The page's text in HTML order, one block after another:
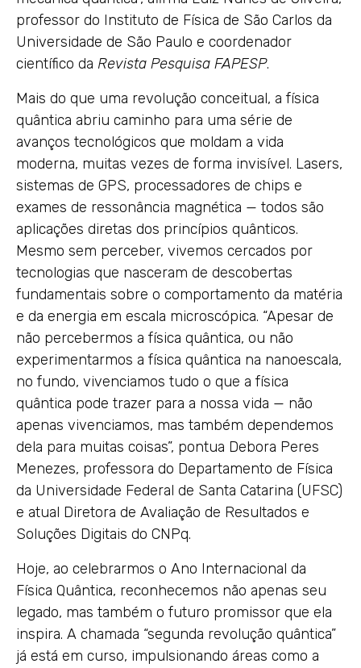
professor do Instituto de Física de São Carlos da
Universidade de São Paulo e coordenador
científico da Revista Pesquisa FAPESP.
Mais do que uma revolução conceitual, a física
quântica abriu caminho para uma série de
avanços tecnológicos que moldam a vida
moderna, muitas vezes de forma invisível. Lasers,
sistemas de GPS, processadores de chips e
exames de ressonância magnética — todos são
aplicações diretas dos princípios quânticos.
Mesmo sem perceber, vivemos cercados por
tecnologias que nasceram de descobertas
fundamentais sobre o comportamento da matéria
e da energia em escala microscópica. “Apesar de
não percebermos a física quântica, ou não
experimentarmos a física quântica na nanoescala,
no fundo, vivenciamos tudo o que a física
quântica pode trazer para a nossa vida — não
apenas vivenciamos, mas também dependemos
dela para muitas coisas”, pontua Debora Peres
Menezes, professora do Departamento de Física
da Universidade Federal de Santa Catarina (UFSC)
e atual Diretora de Avaliação de Resultados e
Soluções Digitais do CNPq.
Hoje, ao celebrarmos o Ano Internacional da
Física Quântica, reconhecemos não apenas seu
legado, mas também o futuro promissor que ela
inspira. A chamada “segunda revolução quântica”
já está em curso, impulsionando áreas como a